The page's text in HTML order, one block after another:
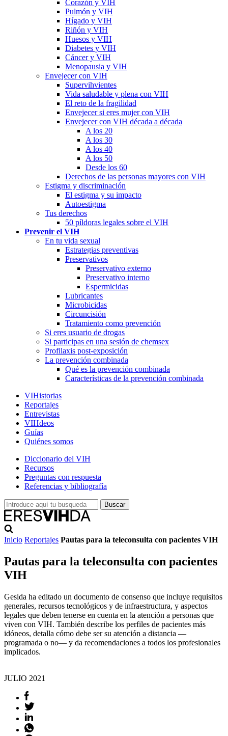
Corazón y VIH
Pulmón y VIH
Hígado y VIH
Riñón y VIH
Huesos y VIH
Diabetes y VIH
Cáncer y VIH
Menopausia y VIH
Envejecer con VIH
Supervihvientes
Vida saludable y plena con VIH
El reto de la fragilidad
Envejecer si eres mujer con VIH
Envejecer con VIH década a década
A los 20
A los 30
A los 40
A los 50
Desde los 60
Derechos de las personas mayores con VIH
Estigma y discriminación
El estigma y su impacto
Autoestigma
Tus derechos
50 píldoras legales sobre el VIH
Prevenir el VIH
En tu vida sexual
Estrategias preventivas
Preservativos
Preservativo externo
Preservativo interno
Espermicidas
Lubricantes
Microbicidas
Circuncisión
Tratamiento como prevención
Si eres usuario de drogas
Si participas en una sesión de chemsex
Profilaxis post-exposición
La prevención combinada
Qué es la prevención combinada
Características de la prevención combinada
VIHistorias
Reportajes
Entrevistas
VIHdeos
Guías
Quiénes somos
Diccionario del VIH
Recursos
Preguntas con respuesta
Referencias y bibliografía
Inicio Reportajes Pautas para la teleconsulta con pacientes VIH
Pautas para la teleconsulta con pacientes
VIH
Gesida ha editado un documento de consenso que incluye requisitos
generales, recursos tecnológicos y de infraestructura, y aspectos
legales que deben tenerse en cuenta en la atención a personas que
viven con VIH. También describe los perfiles de pacientes más
idóneos, detalla cómo debe ser su atención a distancia —
programada o no— y da recomendaciones a todos los profesionales
implicados.
JULIO 2021